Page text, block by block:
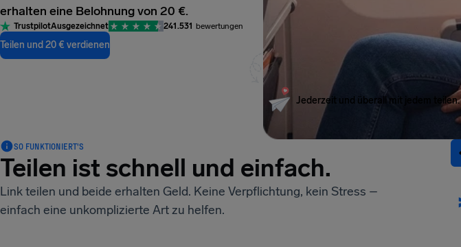
erhalten eine Belohnung von 20 €.
Teilen und 20 € verdienen
TrustpilotAusgezeichnet 241.531 bewertungen
Jederzeit und überall mit jedem teilen.
SO FUNKTIONIERT'S
Teilen ist schnell und einfach.
Link teilen und beide erhalten Geld. Keine Verpflichtung, kein Stress –
einfach eine unkomplizierte Art zu helfen.